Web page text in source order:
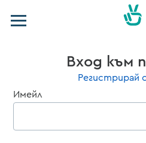
КатегорииВход към
Регистрирай
Имейл